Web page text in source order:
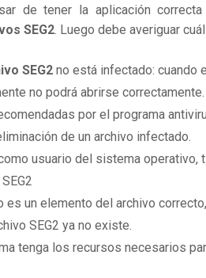
de tener la aplicación
SEG2. Luego debe averiguar
SEG2 no está infectado: cuando
no podrá abrirse
por el programa
de un archivo infectado.
usuario del sistema
es un elemento del archivo
SEG2 ya no existe.
tenga los recursos necesarios